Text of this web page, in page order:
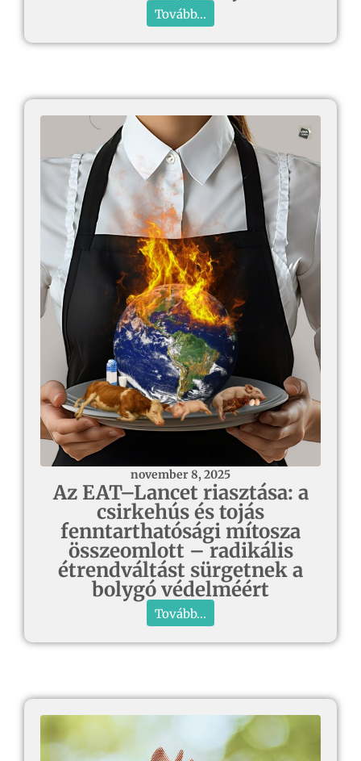
Tovább...
november 8, 2025
Az EAT–Lancet riasztása: a
csirkehús és tojás
fenntarthatósági mítosza
összeomlott – radikális
étrendváltást sürgetnek a
bolygó védelméért
Tovább...